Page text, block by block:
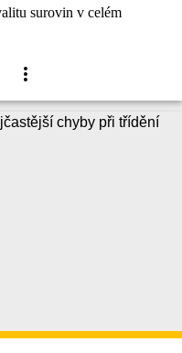
surovin v celém